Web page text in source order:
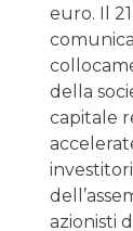
euro. Il
della
capitale
azionisti